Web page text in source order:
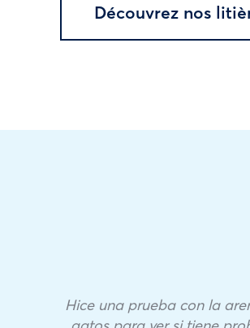
Découvrez nos
Hice una prueba con la